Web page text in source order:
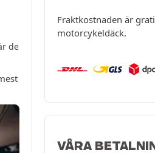
de
Fraktkostnaden är
motorcykeldäck.
VÅRA